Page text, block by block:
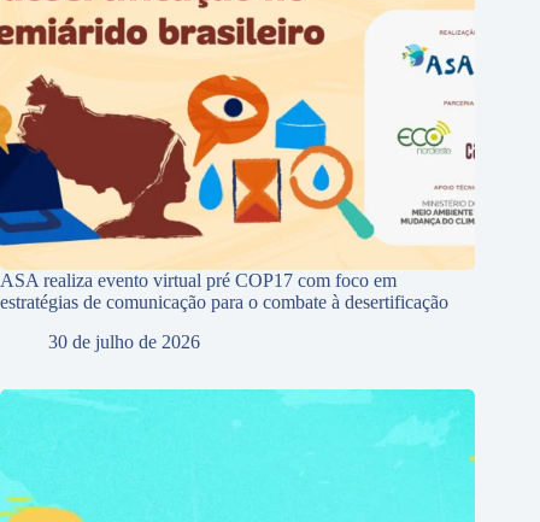
ASA realiza evento virtual pré COP17 com foco em
estratégias de comunicação para o combate à desertificação
30 de julho de 2026